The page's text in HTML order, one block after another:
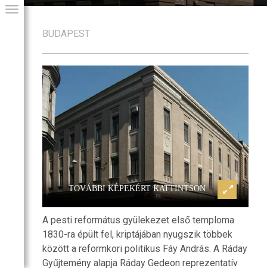
PROGRAM
BUDAPEST
TOVÁBBI KÉPEKÉRT KATTINTSON
és Ráday
Kálvin téri református templom és
Gyűjtemény
A pesti református gyülekezet első temploma
1830-ra épült fel, kriptájában nyugszik többek
között a reformkori politikus Fáy András. A Ráday
Gyűjtemény alapja Ráday Gedeon reprezentatív